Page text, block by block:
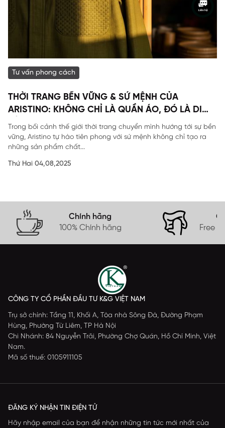
Tư vấn phong cách
THỜI TRANG BỀN VỮNG & SỨ MỆNH CỦA
ARISTINO: KHÔNG CHỈ LÀ QUẦN ÁO, ĐÓ LÀ DI
SẢN
Trong bối cảnh thế giới thời trang chuyển mình hướng tới sự bền
vững, Aristino tự hào tiên phong với sứ mệnh không chỉ tạo ra
những sản phẩm chất...
Thứ Hai 04,08,2025
Chính hãng
100% Chính hãng
Free
CÔNG TY CỔ PHẦN ĐẦU TƯ K&G VIỆT NAM
Trụ sở chính: Tầng 11, Khối A, Tòa nhà Sông Đà, Đường Phạm
Hùng, Phường Từ Liêm, TP Hà Nội
Chi Nhánh: 84 Nguyễn Trãi, Phường Chợ Quán, Hồ Chí Minh, Việt
Nam.
Mã số thuế: 0105911105
ĐĂNG KÝ NHẬN TIN ĐIỆN TỬ
Hãy nhập email của bạn để nhận những tin tức mới nhất của